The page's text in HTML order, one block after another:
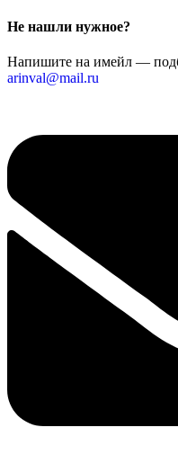
Не нашли нужное?
Напишите на имейл —
arinval@mail.ru